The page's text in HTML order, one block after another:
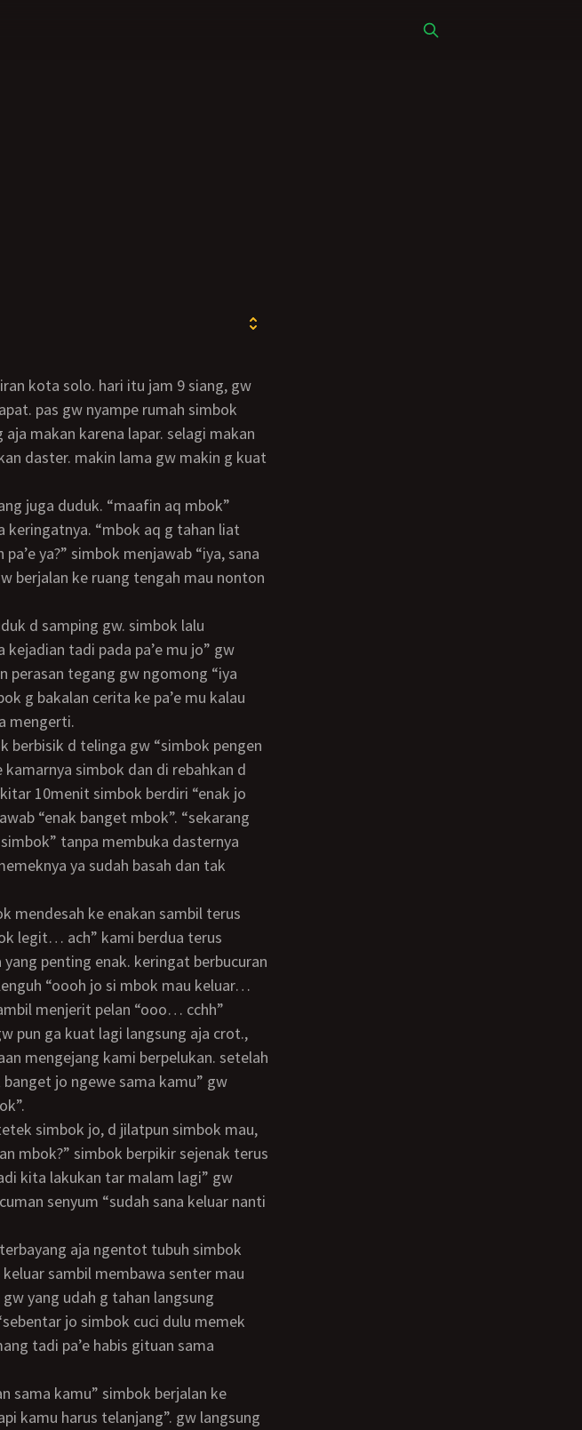
pas gw nyampe rumah simbok
makan karena lapar. selagi makan
daster. makin lama gw makin g kuat
keringatnya. “mbok aq g tahan liat
ya?” simbok menjawab “iya, sana
berjalan ke ruang tengah mau nonton
tadi pada pa’e mu jo” gw
perasan tegang gw ngomong “iya
g bakalan cerita ke pa’e mu kalau
mengerti.
simbok dan di rebahkan d
10menit simbok berdiri “enak jo
“enak banget mbok”. “sekarang
tanpa membuka dasternya
ya sudah basah dan tak
legit… ach” kami berdua terus
penting enak. keringat berbucuran
“oooh jo si mbok mau keluar…
menjerit pelan “ooo… cchh”
pun ga kuat lagi langsung aja crot.,
mengejang kami berpelukan. setelah
jo ngewe sama kamu” gw
mbok?” simbok berpikir sejenak terus
kita lakukan tar malam lagi” gw
senyum “sudah sana keluar nanti
sambil membawa senter mau
yang udah g tahan langsung
jo simbok cuci dulu memek
tadi pa’e habis gituan sama
kamu harus telanjang”. gw langsung